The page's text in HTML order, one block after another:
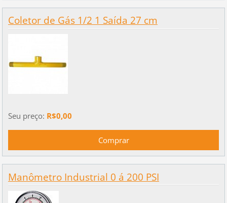
Coletor de Gás 1/2 1 Saída 27 cm
Seu preço: R$0,00
Manômetro Industrial 0 á 200 PSI